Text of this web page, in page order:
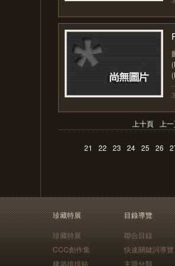
上十頁 上
21 22 23 24 25 26
珍藏特展
珍藏特展
CCC創作集
建築排排站
目錄導覽
聯合目錄
快速關鍵詞導覽
主題分類